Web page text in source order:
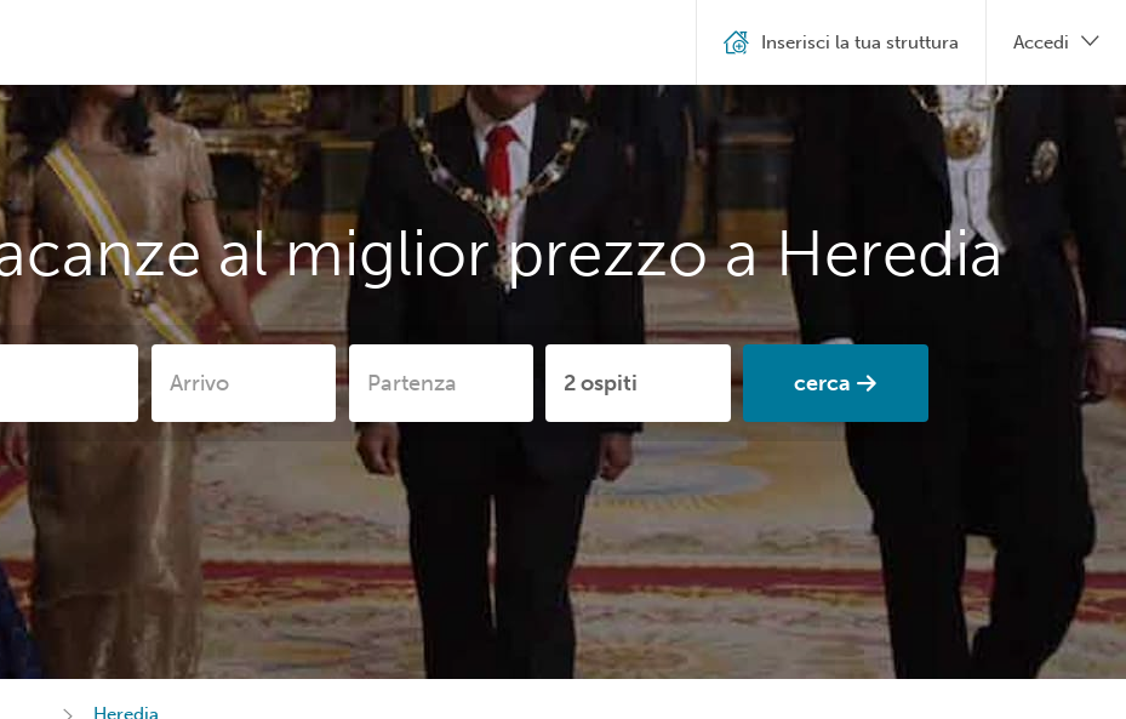
al miglior prezzo a Heredia
cerca
Inserisci la tua struttura Accedi
Heredia